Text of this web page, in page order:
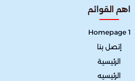
اهم القوائم
Homepage 1
إتصل بنا
الرئيسية
الرئيسيه